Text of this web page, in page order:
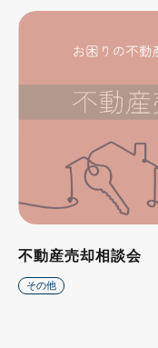
不動産売却相談会
その他